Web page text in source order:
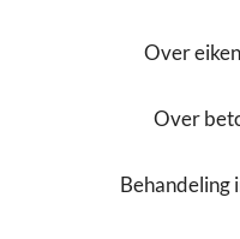
Over
Over
Behandeling